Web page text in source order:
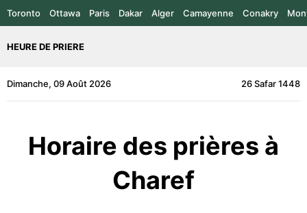
Toronto Ottawa Paris Dakar Alger Camayenne Conakry
HEURE DE PRIERE
Dimanche, 09 Août 2026 26 Safar 1448
Horaire des prières à
Charef